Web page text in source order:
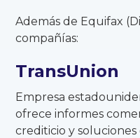
Además de Equifax
compañías:
TransUnion
Empresa
ofrece informes
crediticio y soluciones